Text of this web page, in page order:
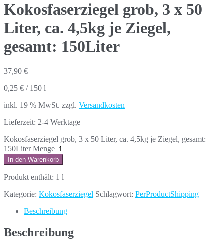
Kokosfaserziegel grob, 3 x 50
Liter, ca. 4,5kg je Ziegel,
gesamt: 150Liter
37,90 €
0,25 € / 150 l
inkl. 19 % MwSt. zzgl. Versandkosten
Lieferzeit: 2-4 Werktage
Kokosfaserziegel grob, 3 x 50 Liter, ca. 4,5kg je Ziegel, gesamt:
150Liter Menge
In den Warenkorb
Produkt enthält: 1 l
Kategorie: Kokosfaserziegel Schlagwort: PerProductShipping
Beschreibung
Beschreibung